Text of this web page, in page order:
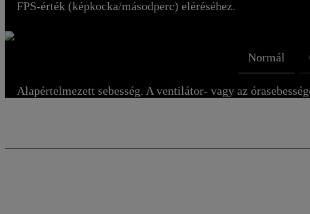
FPS-érték (képkocka/másodperc) eléréséhez.
Normál
Alapértelmezett sebesség. A ventilátor- vagy az